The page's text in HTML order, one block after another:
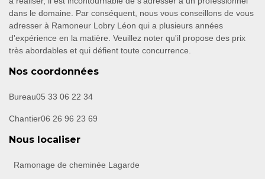
dans le domaine. Par conséquent, nous vous conseillons de vous
adresser à Ramoneur Lobry Léon qui a plusieurs années
d'expérience en la matière. Veuillez noter qu'il propose des prix
très abordables et qui défient toute concurrence.
Nos coordonnées
Bureau05 33 06 22 34
Chantier06 26 96 23 69
Nous localiser
Ramonage de cheminée Lagarde